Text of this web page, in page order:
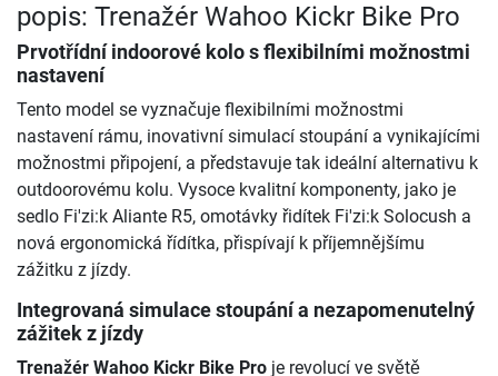
popis: Trenažér Wahoo Kickr Bike Pro
Prvotřídní indoorové kolo s flexibilními možnostmi
nastavení
Tento model se vyznačuje flexibilními možnostmi
nastavení rámu, inovativní simulací stoupání a vynikajícími
možnostmi připojení, a představuje tak ideální alternativu k
outdoorovému kolu. Vysoce kvalitní komponenty, jako je
sedlo Fi'zi:k Aliante R5, omotávky řidítek Fi'zi:k Solocush a
nová ergonomická řídítka, přispívají k příjemnějšímu
zážitku z jízdy.
Integrovaná simulace stoupání a nezapomenutelný
zážitek z jízdy
Trenažér Wahoo Kickr Bike Pro je revolucí ve světě